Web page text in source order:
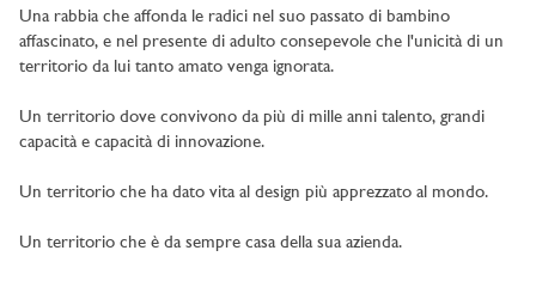
Una rabbia che affonda le radici nel suo passato di bambino
affascinato, e nel presente di adulto consepevole che l'unicità di un
territorio da lui tanto amato venga ignorata.
Un territorio dove convivono da più di mille anni talento, grandi
capacità e capacità di innovazione.
Un territorio che ha dato vita al design più apprezzato al mondo.
Un territorio che è da sempre casa della sua azienda.